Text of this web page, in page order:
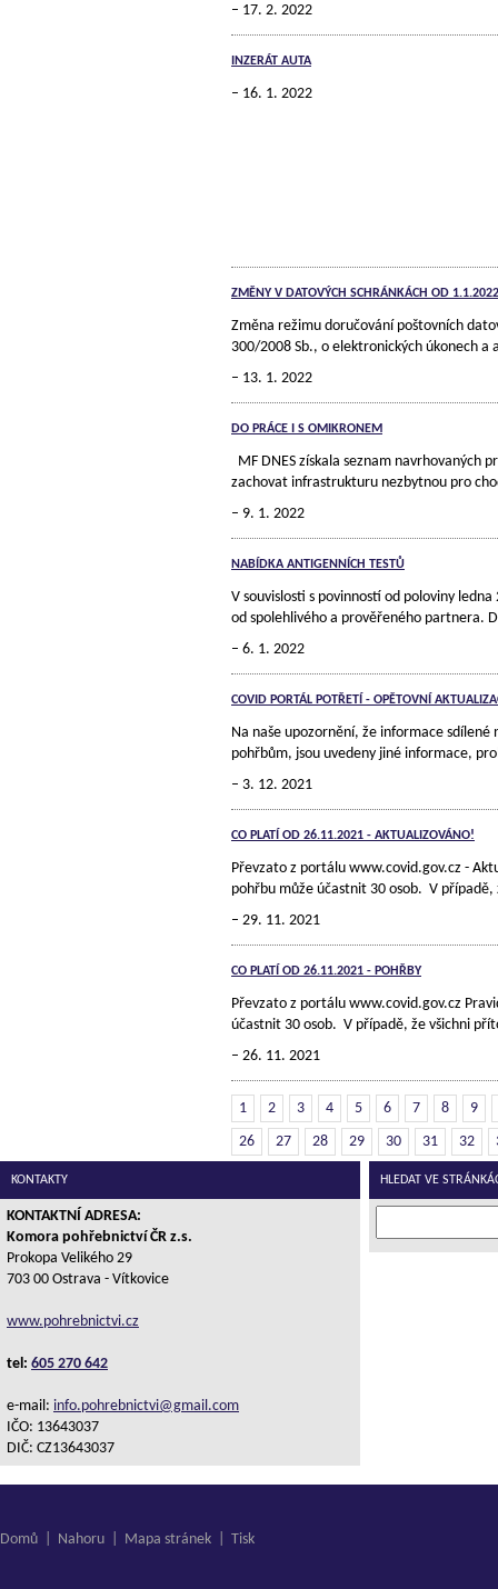
17. 2. 2022
INZERÁT AUTA
16. 1. 2022
ZMĚNY V DATOVÝCH SCHRÁNKÁCH OD 1.1.2022
Změna režimu doručování poštovních
300/2008 Sb., o elektronických úkonech
13. 1. 2022
DO PRÁCE I S OMIKRONEM
MF DNES získala seznam
zachovat infrastrukturu nezbytnou pro
9. 1. 2022
NABÍDKA ANTIGENNÍCH TESTŮ
V souvislosti s povinností od poloviny
od spolehlivého a prověřeného partnera.
6. 1. 2022
COVID PORTÁL POTŘETÍ - OPĚTOVNÍ
Na naše upozornění, že informace
pohřbům, jsou uvedeny jiné informace,
3. 12. 2021
CO PLATÍ OD 26.11.2021 - AKTUALIZOVÁNO!
Převzato z portálu www.covid.gov.cz -
pohřbu může účastnit 30 osob. V
29. 11. 2021
CO PLATÍ OD 26.11.2021 - POHŘBY
Převzato z portálu www.covid.gov.cz
účastnit 30 osob. V případě, že všichni
26. 11. 2021
1 2 3 4 5 6 7 8
9
26
27 28 29 30 31 32
KONTAKTY
KONTAKTNÍ ADRESA:
Komora pohřebnictví ČR z.s.
Prokopa Velikého 29
703 00 Ostrava - Vítkovice
www.pohrebnictvi.cz
tel: 605 270 642
e-mail: info.pohrebnictvi@gmail.com
IČO: 13643037
DIČ: CZ13643037
HLEDAT VE
Domů Nahoru Mapa stránek Tisk